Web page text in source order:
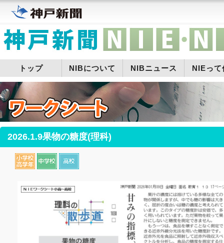
トップ NIBについて NIBニュース NIEって
2026.1.9果物の糖度(理科)